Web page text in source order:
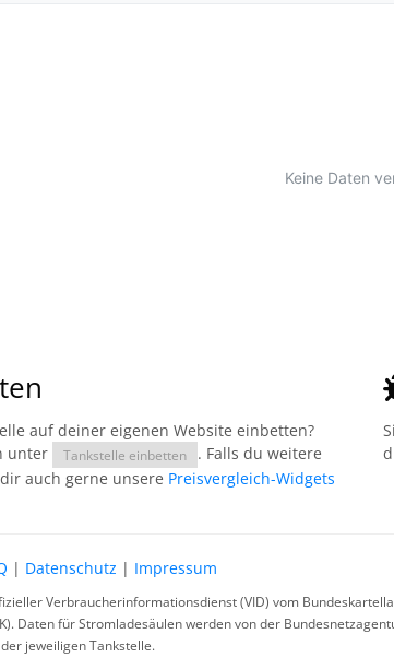
auf deiner eigenen Website einbetten?
unter
Tankstelle einbetten
. Falls du weitere
auch gerne unsere Preisvergleich-Widgets
| Datenschutz | Impressum
Verbraucherinformationsdienst (VID) vom
Daten für Stromladesäulen werden von der
jeweiligen Tankstelle.